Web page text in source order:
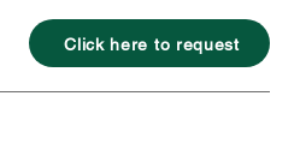
Click here to request